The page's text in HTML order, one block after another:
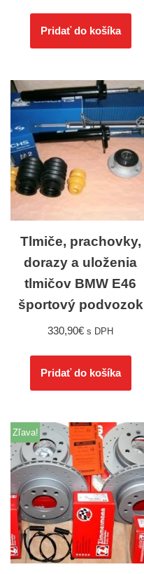
Pridať do košíka
Tlmiče, prachovky,
dorazy a uloženia
tlmičov BMW E46
športový podvozok
330,90€ s DPH
Pridať do košíka
Zľava!